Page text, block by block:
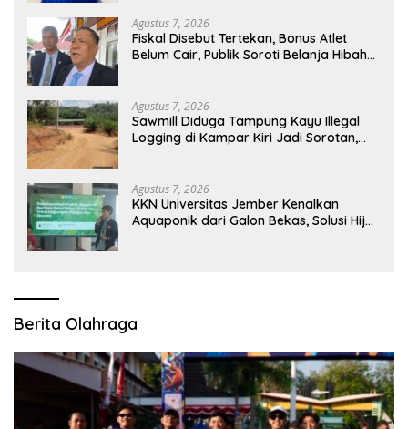
Agustus 7, 2026
Fiskal Disebut Tertekan, Bonus Atlet
Belum Cair, Publik Soroti Belanja Hibah
Agustus 7, 2026
Sawmill Diduga Tampung Kayu Illegal
Logging di Kampar Kiri Jadi Sorotan,
Agustus 7, 2026
KKN Universitas Jember Kenalkan
Aquaponik dari Galon Bekas, Solusi Hijau
Berita Olahraga